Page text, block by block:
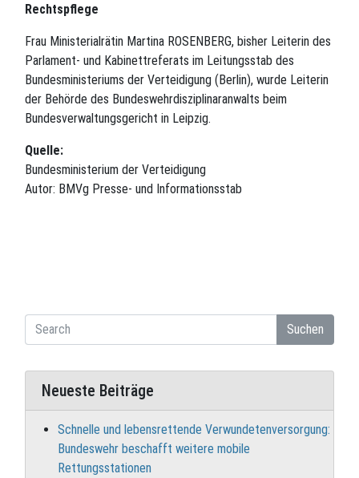
Rechtspflege
Frau Ministerialrätin Martina ROSENBERG, bisher Leiterin des
Parlament- und Kabinettreferats im Leitungsstab des
Bundesministeriums der Verteidigung (Berlin), wurde Leiterin
der Behörde des Bundeswehrdisziplinaranwalts beim
Bundesverwaltungsgericht in Leipzig.
Quelle:
Bundesministerium der Verteidigung
Autor: BMVg Presse- und Informationsstab
Suchen
Neueste Beiträge
Schnelle und lebensrettende Verwundetenversorgung:
Bundeswehr beschafft weitere mobile
Rettungsstationen